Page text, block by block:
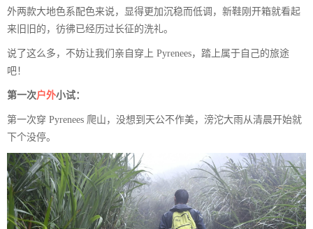
外两款大地色系配色来说，显得更加沉稳而低调，新鞋刚开箱就看起
来旧旧的，彷彿已经历过长征的洗礼。
说了这么多，不妨让我们亲自穿上 Pyrenees，踏上属于自己的旅途
吧！
第一次户外小试：
第一次穿 Pyrenees 爬山，没想到天公不作美，滂沱大雨从清晨开始就
下个没停。